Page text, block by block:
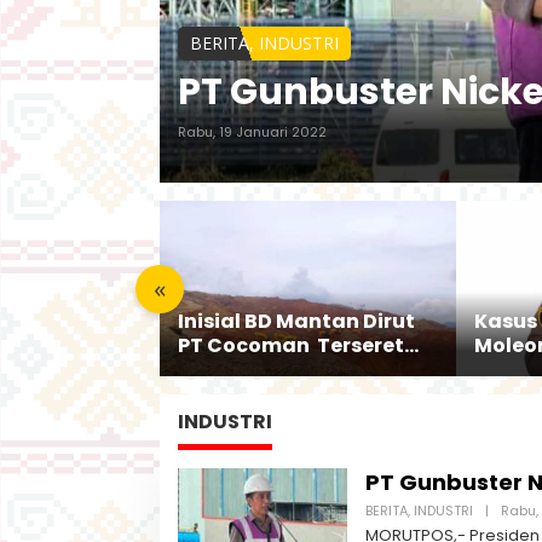
BERITA, INDUSTRI
PT Gunbuster
Rabu, 19 Januari 2022
«
Inisial BD Mantan Dirut
PT Cocoman Terseret
Dugaan Pelanggaran
Kalimantan Barat
INDUSTRI
PT Gunbuster
BERITA, INDUSTRI |
MORUTPOS,-